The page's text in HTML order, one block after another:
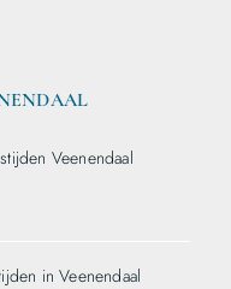
Veenendaal
in Veenendaal